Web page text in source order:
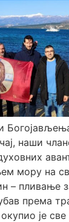
наши
мору на
– пливање
према
је